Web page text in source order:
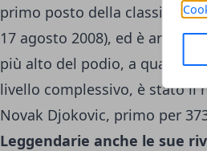
primo posto della classifica
17 agosto 2008), ed è anche
più alto del podio, a quasi 37
livello complessivo, è stato il
Novak Djokovic, primo per
Leggendarie anche le sue